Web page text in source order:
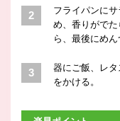
フライパンに
め、香りがで
ら、最後にめん
器にご飯、レ
をかける。